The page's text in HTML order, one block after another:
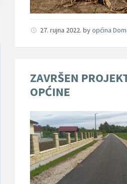
27. rujna 2022.byopćina
ZAVRŠEN
OPĆINE